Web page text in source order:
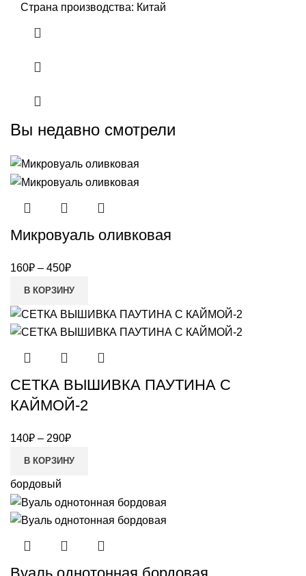
составляла
499₽.
Страна производства: Китай
Вы недавно смотрели
Микровуаль оливковая
160₽ – 450₽
В КОРЗИНУ
СЕТКА ВЫШИВКА ПАУТИНА С
КАЙМОЙ-2
140₽ – 290₽
В КОРЗИНУ
бордовый